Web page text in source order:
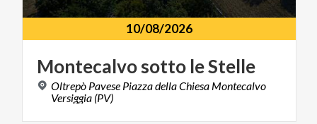
10/08/2026
Montecalvosotto leStelle
Oltrepò Pavese Piazza della Chiesa Montecalvo
Versiggia (PV)